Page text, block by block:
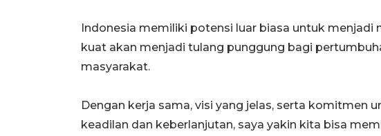
Indonesia memiliki potensi luar biasa untuk menjadi
kuat akan menjadi tulang punggung bagi
masyarakat.
Dengan kerja sama, visi yang jelas, serta komitmen
keadilan dan keberlanjutan, saya yakin kita bisa